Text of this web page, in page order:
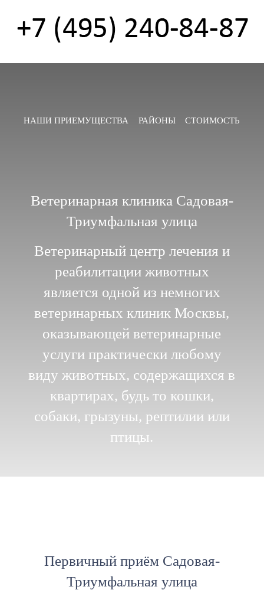
НАШИ ПРИЕМУЩЕСТВА РАЙОНЫ СТОИМОСТЬ
Ветеринарная клиника Садовая-
Триумфальная улица
Ветеринарный центр лечения и
реабилитации животных
является одной из немногих
ветеринарных клиник Москвы,
оказывающей ветеринарные
услуги практически любому
виду животных, содержащихся в
квартирах, будь то кошки,
собаки, грызуны, рептилии или
птицы.
Первичный приём Садовая-
Триумфальная улица